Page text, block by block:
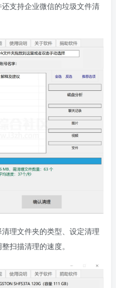
支持企业微信的垃圾文件清
理文件夹的类型、设定清理
扫描清理的速度。